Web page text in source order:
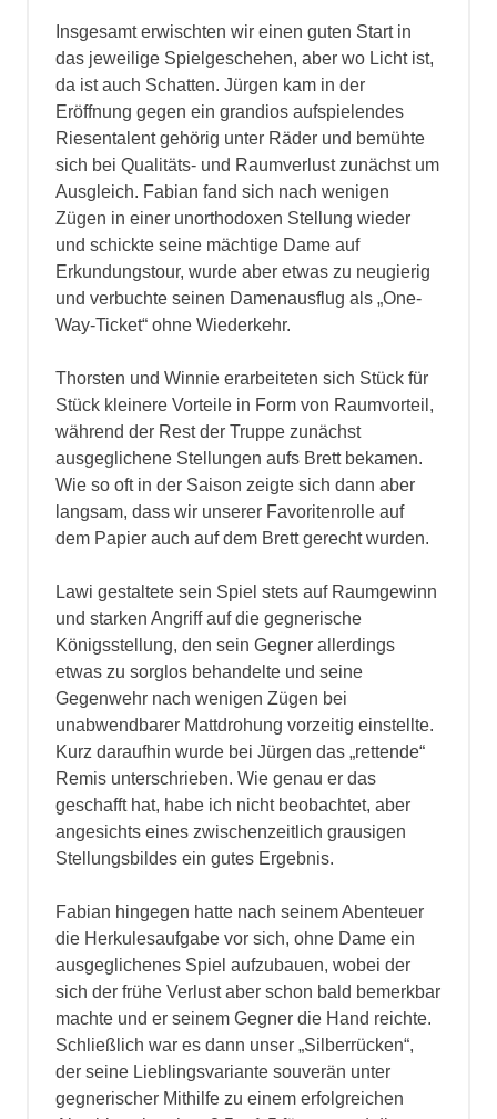
Insgesamt erwischten wir einen guten Start in
das jeweilige Spielgeschehen, aber wo Licht ist,
da ist auch Schatten. Jürgen kam in der
Eröffnung gegen ein grandios aufspielendes
Riesentalent gehörig unter Räder und bemühte
sich bei Qualitäts- und Raumverlust zunächst um
Ausgleich. Fabian fand sich nach wenigen
Zügen in einer unorthodoxen Stellung wieder
und schickte seine mächtige Dame auf
Erkundungstour, wurde aber etwas zu neugierig
und verbuchte seinen Damenausflug als „One-
Way-Ticket“ ohne Wiederkehr.
Thorsten und Winnie erarbeiteten sich Stück für
Stück kleinere Vorteile in Form von Raumvorteil,
während der Rest der Truppe zunächst
ausgeglichene Stellungen aufs Brett bekamen.
Wie so oft in der Saison zeigte sich dann aber
langsam, dass wir unserer Favoritenrolle auf
dem Papier auch auf dem Brett gerecht wurden.
Lawi gestaltete sein Spiel stets auf Raumgewinn
und starken Angriff auf die gegnerische
Königsstellung, den sein Gegner allerdings
etwas zu sorglos behandelte und seine
Gegenwehr nach wenigen Zügen bei
unabwendbarer Mattdrohung vorzeitig einstellte.
Kurz daraufhin wurde bei Jürgen das „rettende“
Remis unterschrieben. Wie genau er das
geschafft hat, habe ich nicht beobachtet, aber
angesichts eines zwischenzeitlich grausigen
Stellungsbildes ein gutes Ergebnis.
Fabian hingegen hatte nach seinem Abenteuer
die Herkulesaufgabe vor sich, ohne Dame ein
ausgeglichenes Spiel aufzubauen, wobei der
sich der frühe Verlust aber schon bald bemerkbar
machte und er seinem Gegner die Hand reichte.
Schließlich war es dann unser „Silberrücken“,
der seine Lieblingsvariante souverän unter
gegnerischer Mithilfe zu einem erfolgreichen